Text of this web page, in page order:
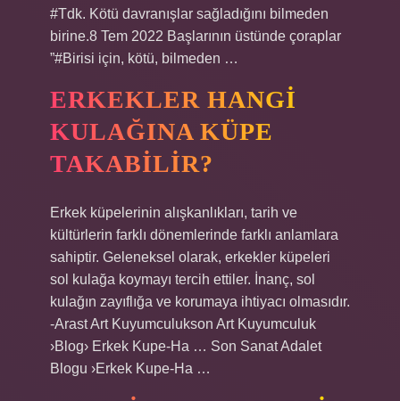
#Tdk. Kötü davranışlar sağladığını bilmeden
birine.8 Tem 2022 Başlarının üstünde çoraplar
”#Birisi için, kötü, bilmeden …
ERKEKLER HANGI
KULAĞINA KÜPE
TAKABILIR?
Erkek küpelerinin alışkanlıkları, tarih ve
kültürlerin farklı dönemlerinde farklı anlamlara
sahiptir. Geleneksel olarak, erkekler küpeleri
sol kulağa koymayı tercih ettiler. İnanç, sol
kulağın zayıflığa ve korumaya ihtiyacı olmasıdır.
-Arast Art Kuyumculukson Art Kuyumculuk
›Blog› Erkek Kupe-Ha … Son Sanat Adalet
Blogu ›Erkek Kupe-Ha …